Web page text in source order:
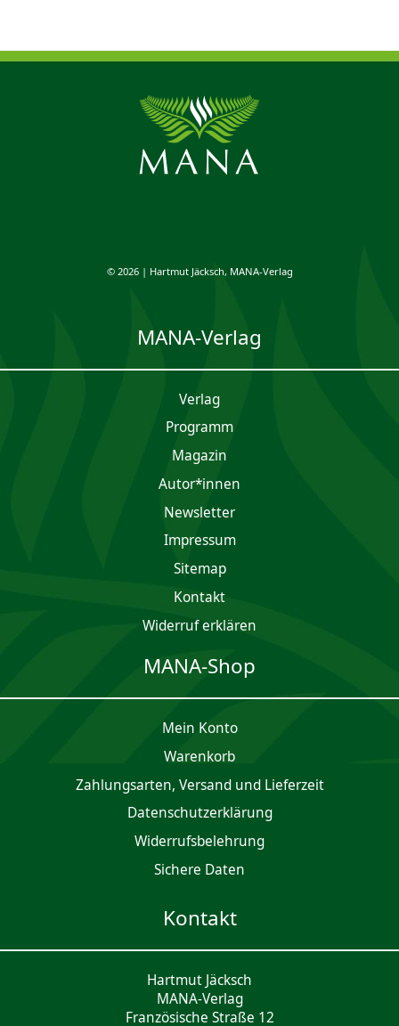
© 2026 | Hartmut Jäcksch, MANA-Verlag
MANA-Verlag
Verlag
Programm
Magazin
Autor*innen
Newsletter
Impres­sum
Sitemap
Kontakt
Widerruf erklären
MANA-Shop
Mein Konto
Waren­korb
Zahlungsarten, Versand und Lieferzeit
Daten­schutz­er­klärung
Widerrufsbelehrung
Sichere Daten
Kontakt
Hartmut Jäcksch
MANA-Verlag
Französische Straße 12